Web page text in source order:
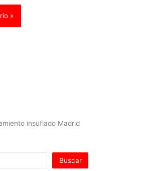
Buscar